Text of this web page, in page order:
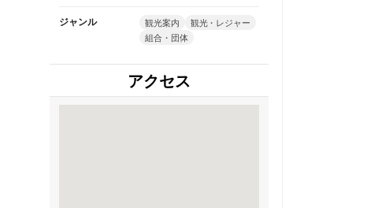
ジャンル 観光案内
観光・レジャー
組合・団体
アクセス